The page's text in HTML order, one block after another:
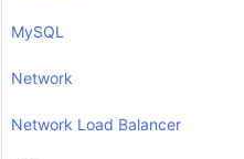
MySQL
Network
Network Load Balancer